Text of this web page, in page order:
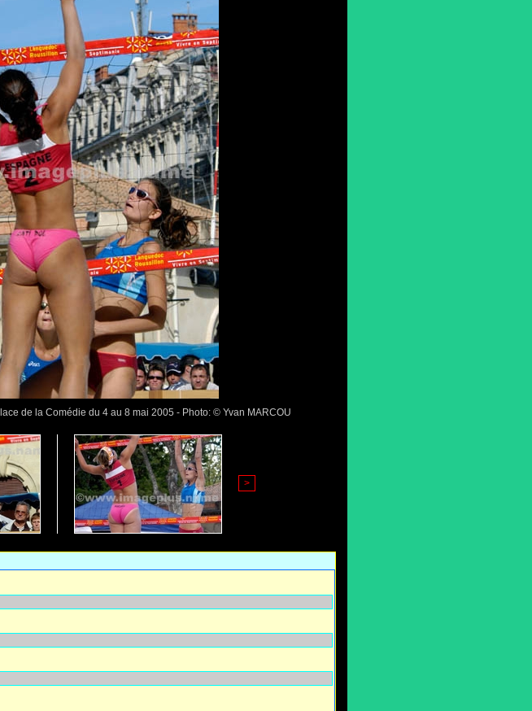
de la Comédie du 4 au 8 mai 2005 - Photo: © Yvan MARCOU
>